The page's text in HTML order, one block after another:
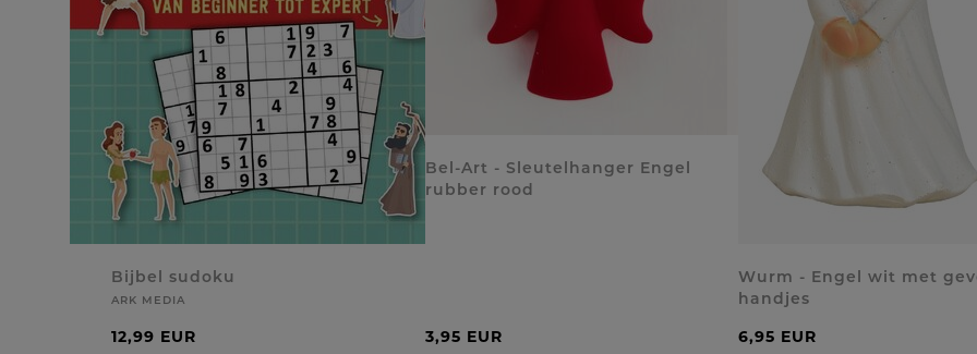
Bijbel sudoku
ARK MEDIA
12,99 EUR
Bel-Art - Sleutelhanger Engel
rubber rood
3,95 EUR
Wurm - Engel wit met
handjes
6,95 EUR